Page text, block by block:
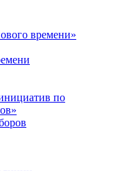
времени»
по